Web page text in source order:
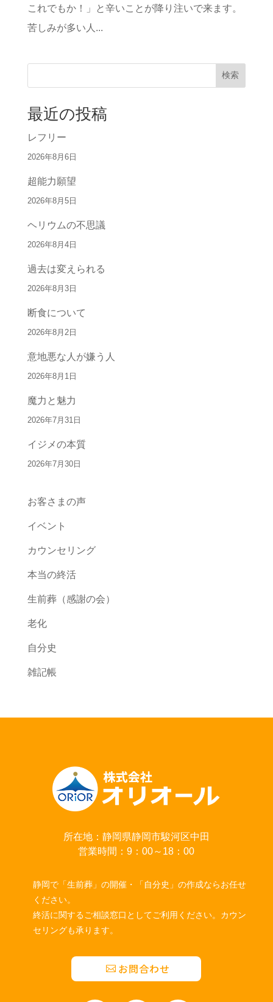
これでもか！」と辛いことが降り注いで来ます。
苦しみが多い人...
検索
最近の投稿
レフリー
2026年8月6日
超能力願望
2026年8月5日
ヘリウムの不思議
2026年8月4日
過去は変えられる
2026年8月3日
断食について
2026年8月2日
意地悪な人が嫌う人
2026年8月1日
魔力と魅力
2026年7月31日
イジメの本質
2026年7月30日
お客さまの声
イベント
カウンセリング
本当の終活
生前葬（感謝の会）
老化
自分史
雑記帳
所在地：静岡県静岡市駿河区中田
営業時間：9：00～18：00
静岡で「生前葬」の開催・「自分史」の作成ならお任せ
ください。
終活に関するご相談窓口としてご利用ください。カウン
セリングも承ります。
お問合わせ